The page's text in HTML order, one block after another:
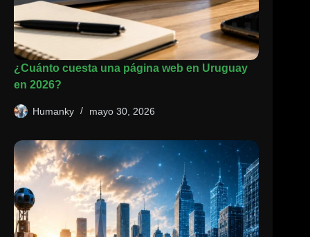
¿Cuánto cuesta una página web en Uruguay
en 2026?
Humanky mayo 30, 2026